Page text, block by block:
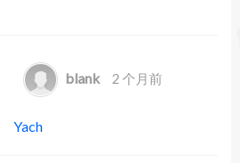
blank 2 个月前
Yach